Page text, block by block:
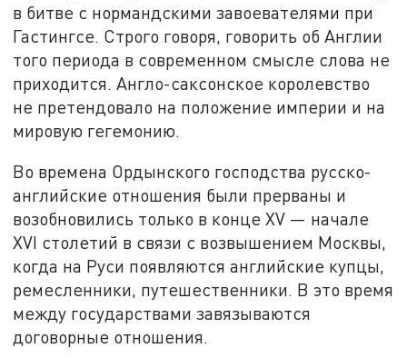
в битве с нормандскими завоевателями при
Гастингсе. Строго говоря, говорить об Англии
того периода в современном смысле слова не
приходится. Англо-саксонское королевство
не претендовало на положение империи и на
мировую гегемонию.
Во времена Ордынского господства русско-
английские отношения были прерваны и
возобновились только в конце XV — начале
XVI столетий в связи с возвышением Москвы,
когда на Руси появляются английские купцы,
ремесленники, путешественники. В это время
между государствами завязываются
договорные отношения.